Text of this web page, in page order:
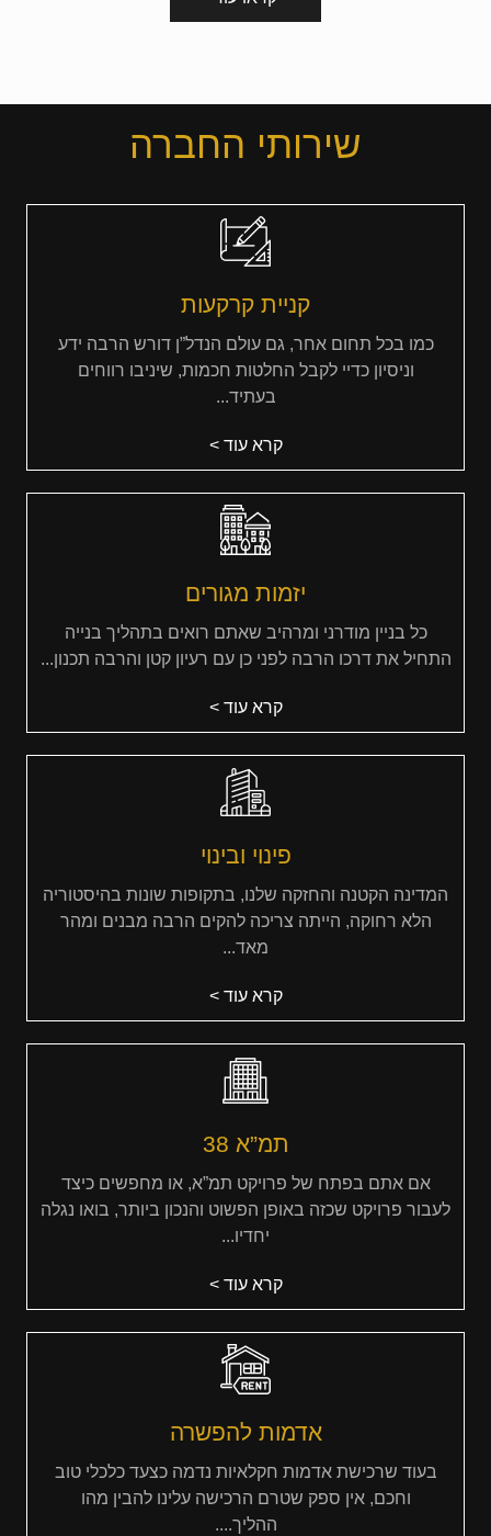
שירותי החברה
קניית קרקעות
כמו בכל תחום אחר, גם עולם הנדל”ן דורש הרבה ידע
וניסיון כדיי לקבל החלטות חכמות, שיניבו רווחים
בעתיד...
קרא עוד >
יזמות מגורים
כל בניין מודרני ומרהיב שאתם רואים בתהליך בנייה
התחיל את דרכו הרבה לפני כן עם רעיון קטן והרבה תכנון...
קרא עוד >
פינוי ובינוי
המדינה הקטנה והחזקה שלנו, בתקופות שונות בהיסטוריה
הלא רחוקה, הייתה צריכה להקים הרבה מבנים ומהר
מאד...
קרא עוד >
תמ”א 38
אם אתם בפתח של פרויקט תמ”א, או מחפשים כיצד
לעבור פרויקט שכזה באופן הפשוט והנכון ביותר, בואו נגלה
יחדיו...
קרא עוד >
אדמות להפשרה
בעוד שרכישת אדמות חקלאיות נדמה כצעד כלכלי טוב
וחכם, אין ספק שטרם הרכישה עלינו להבין מהו
ההליך....